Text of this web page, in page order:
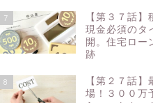
7
【第３７話
現金必須のタ
開。住宅ロー
跡
8
【第２７話】
場！３００万